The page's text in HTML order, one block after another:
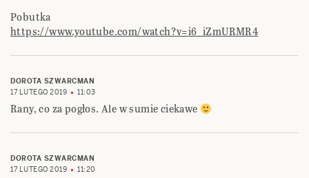
Pobutka
https://www.youtube.com/watch?v=i6_iZmURMR4
DOROTA SZWARCMAN
17 LUTEGO 2019
11:03
Rany, co za pogłos. Ale w sumie ciekawe
DOROTA SZWARCMAN
17 LUTEGO 2019
11:20